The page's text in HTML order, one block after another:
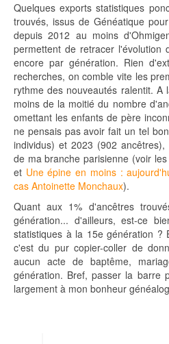
Quelques exports statistiques
trouvés, issus de Généatique
depuis 2012 au moins
permettent de retracer l'évolution
encore par génération. Rien
recherches, on comble vite les
rythme des nouveautés ralentit.
moins de la moitié du nombre
omettant les enfants de père
ne pensais pas avoir fait un tel
individus) et 2023 (902
de ma branche parisienne (voir
et Une épine en moins :
cas Antoinette Monchaux).
Quant aux 1% d'ancêtres
génération... d'ailleurs, est-ce
statistiques à la 15e génération ?
c'est du pur copier-coller de
aucun acte de baptême,
génération. Bref, passer la barre
largement à mon bonheur